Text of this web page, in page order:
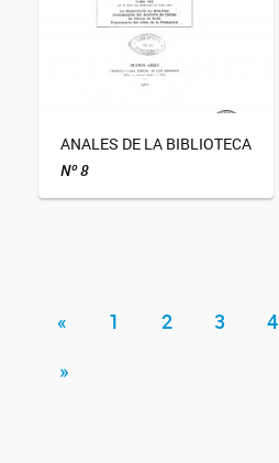
ANALES DE LA BIBLIOTECA
Nº 8
« 1 2 3 4
»